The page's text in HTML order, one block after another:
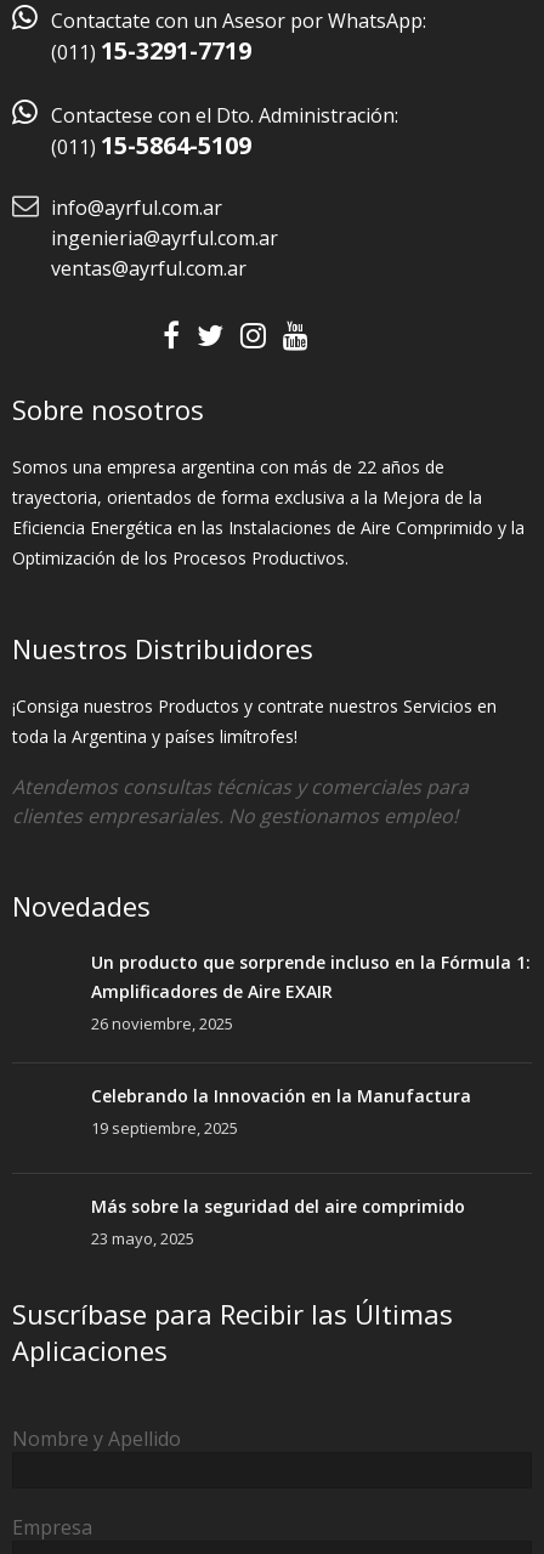
 Contactate con un Asesor por WhatsApp:
(011) 15-3291-7719
 Contactese con el Dto. Administración:
(011) 15-5864-5109
info@ayrful.com.ar
ingenieria@ayrful.com.ar
ventas@ayrful.com.ar
Sobre nosotros
Somos una empresa argentina con más de 22 años de
trayectoria, orientados de forma exclusiva a la Mejora de la
Eficiencia Energética en las Instalaciones de Aire Comprimido y la
Optimización de los Procesos Productivos.
Nuestros Distribuidores
¡Consiga nuestros Productos y contrate nuestros Servicios en
toda la Argentina y países limítrofes!
Atendemos consultas técnicas y comerciales para
clientes empresariales. No gestionamos empleo!
Novedades
Un producto que sorprende incluso en la Fórmula 1:
Amplificadores de Aire EXAIR
26 noviembre, 2025
Celebrando la Innovación en la Manufactura
19 septiembre, 2025
Más sobre la seguridad del aire comprimido
23 mayo, 2025
Suscríbase para Recibir las Últimas
Aplicaciones
Nombre y Apellido
Empresa